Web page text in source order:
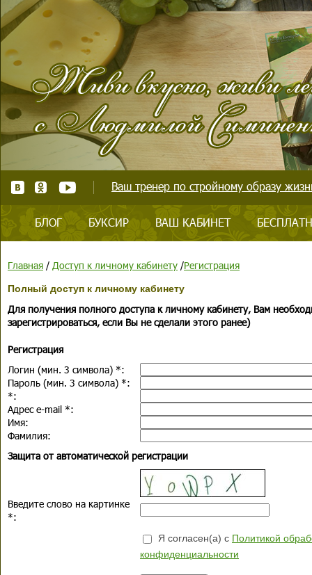
Ваш тренер по стройному образу
БЛОГ БУКСИР ВАШ КАБИНЕТ
Главная / Доступ к личному кабинету /Регистрация
Полный доступ к личному кабинету
Для получения полного доступа к личному кабинету, Вам
зарегистрироваться, если Вы не сделали этого ранее)
Регистрация
Логин (мин. 3 символа) *:
Пароль (мин. 3 символа) *:
*:
Адрес e-mail *:
Имя:
Фамилия:
Защита от автоматической регистрации
Введите слово на картинке
*:
Я согласен(а) с Политикой
конфиденциальности